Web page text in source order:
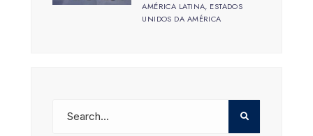
AMÉRICA LATINA, ESTADOS
UNIDOS DA AMÉRICA